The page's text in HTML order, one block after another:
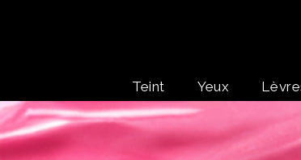
Teint Yeux